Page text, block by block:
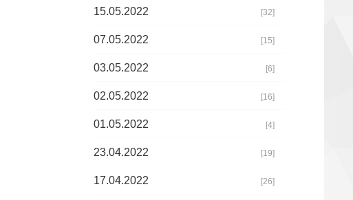
15.05.2022 [32]
07.05.2022 [15]
03.05.2022 [6]
02.05.2022 [16]
01.05.2022 [4]
23.04.2022 [19]
17.04.2022 [26]